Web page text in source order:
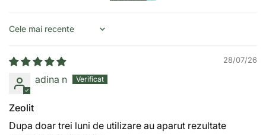
Sort by
28/07/26
adina n
Zeolit
Dupa doar trei luni de utilizare au aparut rezultate